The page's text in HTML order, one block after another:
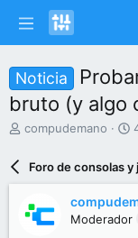
Noticia
bruto (y algo
I
a
compudemano
c
h
Foro de consolas y
Moderador